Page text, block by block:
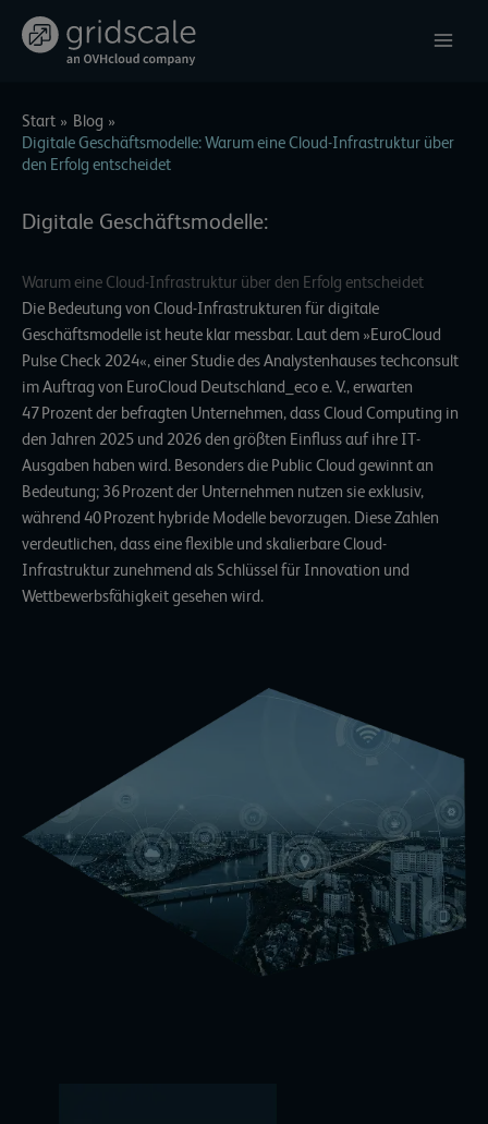
Inhalt
Start
Blog
Digitale Geschäftsmodelle: Warum eine Cloud-Infrastruktur über
den Erfolg entscheidet
Digitale Geschäftsmodelle:
Warum eine Cloud-Infrastruktur über den Erfolg entscheidet
Die Bedeutung von Cloud-Infrastrukturen für digitale
Geschäftsmodelle ist heute klar messbar. Laut dem »EuroCloud
Pulse Check 2024«, einer Studie des Analystenhauses techconsult
im Auftrag von EuroCloud Deutschland_eco e. V., erwarten
47 Prozent der befragten Unternehmen, dass Cloud Computing in
den Jahren 2025 und 2026 den größten Einfluss auf ihre IT-
Ausgaben haben wird. Besonders die Public Cloud gewinnt an
Bedeutung; 36 Prozent der Unternehmen nutzen sie exklusiv,
während 40 Prozent hybride Modelle bevorzugen. Diese Zahlen
verdeutlichen, dass eine flexible und skalierbare Cloud-
Infrastruktur zunehmend als Schlüssel für Innovation und
Wettbewerbsfähigkeit gesehen wird.